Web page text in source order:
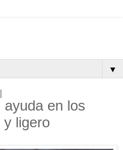
▼
ayuda en los
y ligero